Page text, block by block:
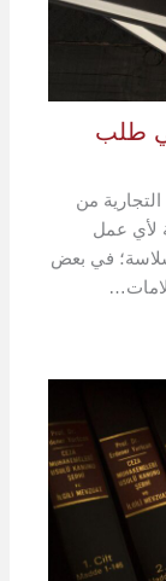
طلب
من
لأي عمل
في بعض